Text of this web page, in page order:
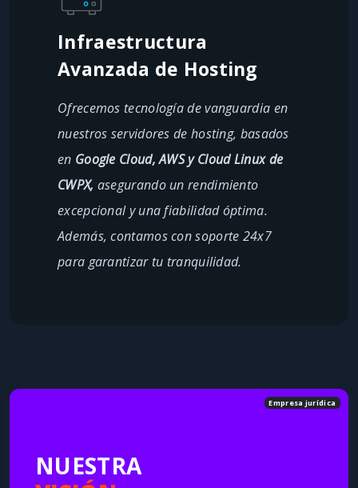
Infraestructura
Avanzada de Hosting
Ofrecemos tecnología de vanguardia en
nuestros servidores de hosting, basados
en Google Cloud, AWS y Cloud Linux de
CWPX, asegurando un rendimiento
excepcional y una fiabilidad óptima.
Además, contamos con soporte 24x7
para garantizar tu tranquilidad.
Empresa jurídica
NUESTRA